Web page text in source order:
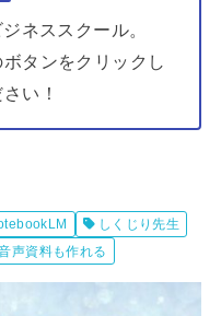
ネススクール。
タンをクリックし
い！
しくじり先生
声資料も作れる